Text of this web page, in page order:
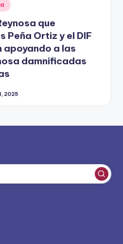
que
Peña Ortiz y el DIF
apoyando a las
damnificadas
2025